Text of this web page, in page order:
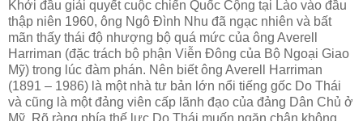
Khởi đầu giải quyết cuộc chiến Quốc Cộng tại Lào vào đầu
thập niên 1960, ông Ngô Đình Nhu đã ngạc nhiên và bất
mãn thấy thái độ nhượng bộ quá mức của ông Averell
Harriman (đặc trách bộ phận Viễn Đông của Bộ Ngoại Giao
Mỹ) trong lúc đàm phán. Nên biết ông Averell Harriman
(1891 – 1986) là một nhà tư bản lớn nổi tiếng gốc Do Thái
và cũng là một đảng viên cấp lãnh đạo của đảng Dân Chủ ở
Mỹ. Rõ ràng phía thế lực Do Thái muốn ngăn chận không